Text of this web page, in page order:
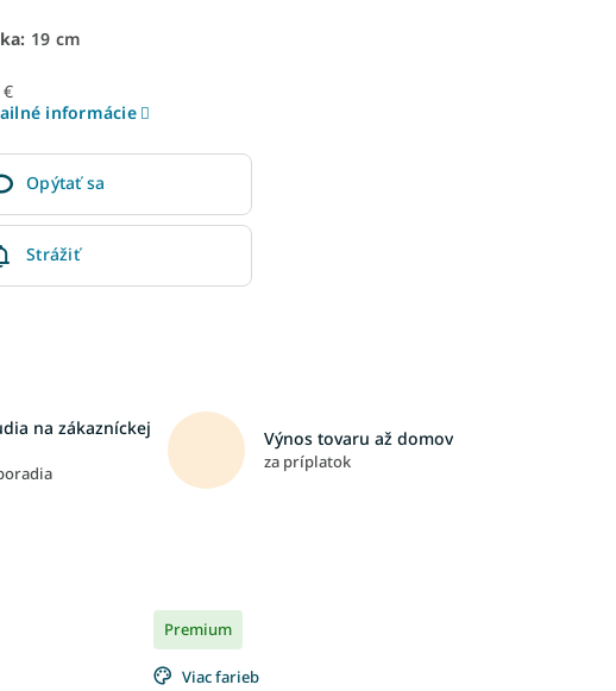
19 cm
€
informácie
Opýtať sa
Strážiť
na zákazníckej
Výnos tovaru až domov
za príplatok
Premium
Viac farieb